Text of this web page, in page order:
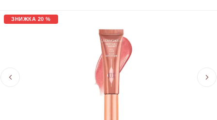
ЗНИЖКА 20 %